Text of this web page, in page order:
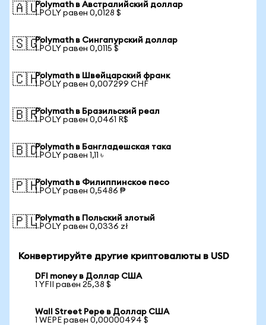
🇦🇺Polymath в Австралийский доллар
1 POLY равен 0,0128 $
🇸🇬Polymath в Сингапурский доллар
1 POLY равен 0,0115 $
🇨🇭Polymath в Швейцарский франк
1 POLY равен 0,007299 CHF
🇧🇷Polymath в Бразильский реал
1 POLY равен 0,0461 R$
🇧🇩Polymath в Бангладешская така
1 POLY равен 1,11 ৳
🇵🇭Polymath в Филиппинское песо
1 POLY равен 0,5486 ₱
🇵🇱Polymath в Польский злотый
1 POLY равен 0,0336 zł
Конвертируйте другие криптовалюты в USD
DFI money в Доллар США
1 YFII равен 25,38 $
Wall Street Pepe в Доллар США
1 WEPE равен 0,00000494 $